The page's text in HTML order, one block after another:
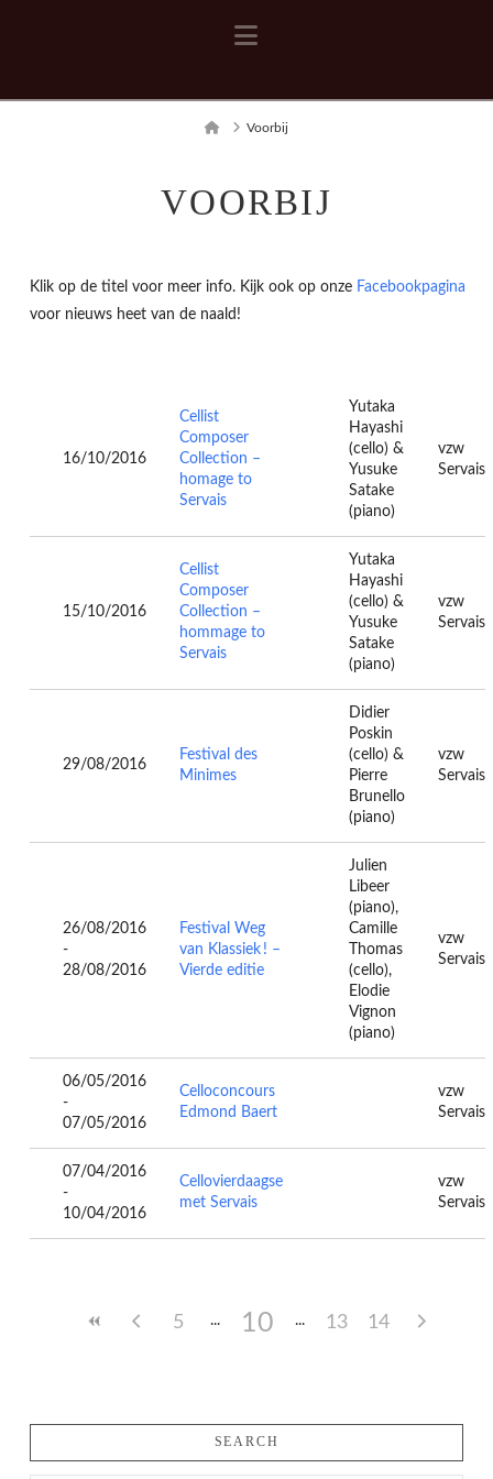
Navigation
HomeVoorbij
VOORBIJ
Klik op de titel voor meer info. Kijk ook op onze Facebookpagina
voor nieuws heet van de naald!
16/10/2016
Cellist
Composer
Collection –
homage to
Servais
Yutaka
Hayashi
(cello) &
Yusuke
Satake
(piano)
vzw
Servais
15/10/2016
Cellist
Composer
Collection –
hommage to
Servais
Yutaka
Hayashi
(cello) &
Yusuke
Satake
(piano)
vzw
Servais
29/08/2016
Festival des
Minimes
Didier
Poskin
(cello) &
Pierre
Brunello
(piano)
vzw
Servais
26/08/2016
-
28/08/2016
Festival Weg
van Klassiek ! –
Vierde editie
Julien
Libeer
(piano),
Camille
Thomas
(cello),
Elodie
Vignon
(piano)
vzw
Servais
06/05/2016
-
07/05/2016
Celloconcours
Edmond Baert
vzw
Servais
07/04/2016
-
10/04/2016
Cellovierdaagse
met Servais
vzw
Servais
5 10 13 14
SEARCH